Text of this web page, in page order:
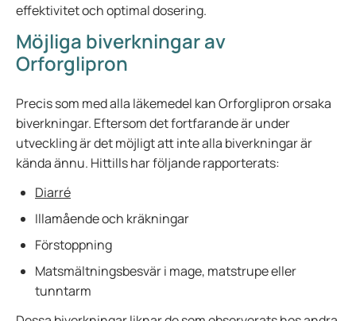
effektivitet och optimal dosering.
Möjliga biverkningar av
Orforglipron
Precis som med alla läkemedel kan Orforglipron orsaka
biverkningar. Eftersom det fortfarande är under
utveckling är det möjligt att inte alla biverkningar är
kända ännu. Hittills har följande rapporterats:
Diarré
Illamående och kräkningar
Förstoppning
Matsmältningsbesvär i mage, matstrupe eller
tunntarm